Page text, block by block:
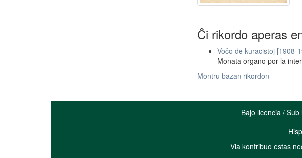
Ĉi rikordo aperas
Voĉo de kuracistoj [1908-
Monata organo por la
Montru bazan rikordon
Bajo licencia /
Via kontribuo estas